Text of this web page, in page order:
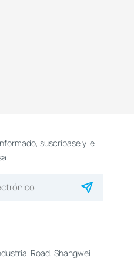
suscríbase y le
Road, Shangwei